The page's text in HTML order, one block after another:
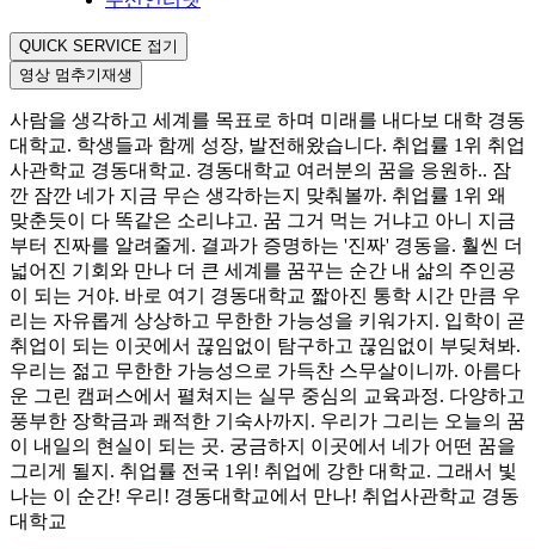
QUICK SERVICE 접기
영상 멈추기재생
사람을 생각하고 세계를 목표로 하며 미래를 내다보 대학 경동
대학교. 학생들과 함께 성장, 발전해왔습니다. 취업률 1위 취업
사관학교 경동대학교. 경동대학교 여러분의 꿈을 응원하.. 잠
깐 잠깐 네가 지금 무슨 생각하는지 맞춰볼까. 취업률 1위 왜
맞춘듯이 다 똑같은 소리냐고. 꿈 그거 먹는 거냐고 아니 지금
부터 진짜를 알려줄게. 결과가 증명하는 '진짜' 경동을. 훨씬 더
넓어진 기회와 만나 더 큰 세계를 꿈꾸는 순간 내 삶의 주인공
이 되는 거야. 바로 여기 경동대학교 짧아진 통학 시간 만큼 우
리는 자유롭게 상상하고 무한한 가능성을 키워가지. 입학이 곧
취업이 되는 이곳에서 끊임없이 탐구하고 끊임없이 부딪쳐봐.
우리는 젊고 무한한 가능성으로 가득찬 스무살이니까. 아름다
운 그린 캠퍼스에서 펼쳐지는 실무 중심의 교육과정. 다양하고
풍부한 장학금과 쾌적한 기숙사까지. 우리가 그리는 오늘의 꿈
이 내일의 현실이 되는 곳. 궁금하지 이곳에서 네가 어떤 꿈을
그리게 될지. 취업률 전국 1위! 취업에 강한 대학교. 그래서 빛
나는 이 순간! 우리! 경동대학교에서 만나! 취업사관학교 경동
대학교